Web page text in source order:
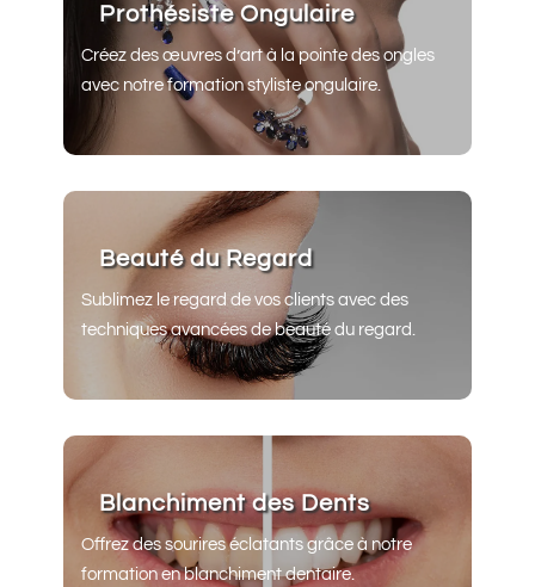
Prothésiste Ongulaire
Créez des œuvres d’art à la pointe des ongles
avec notre formation styliste ongulaire.
Beauté du Regard
Sublimez le regard de vos clients avec des
techniques avancées de beauté du regard.
Blanchiment des Dents
Offrez des sourires éclatants grâce à notre
formation en blanchiment dentaire.